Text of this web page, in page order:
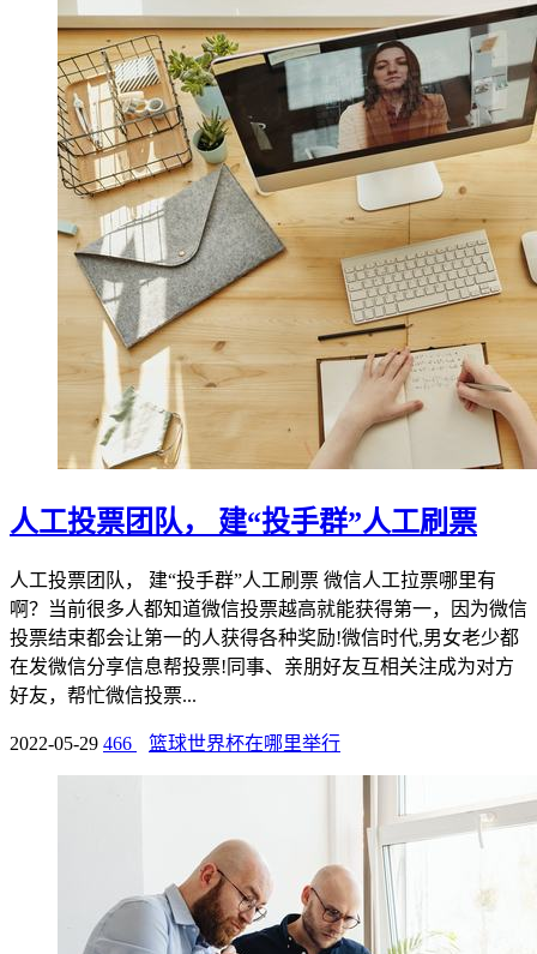
人工投票团队， 建“投手群”人工刷票
人工投票团队， 建“投手群”人工刷票 微信人工拉票哪里有
啊？当前很多人都知道微信投票越高就能获得第一，因为微信
投票结束都会让第一的人获得各种奖励!微信时代,男女老少都
在发微信分享信息帮投票!同事、亲朋好友互相关注成为对方
好友，帮忙微信投票...
2022-05-29 466 篮球世界杯在哪里举行